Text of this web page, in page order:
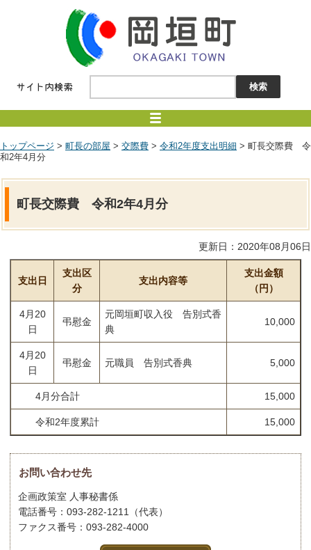
トップページ > 町長の部屋 > 交際費 > 令和2年度支出明細 > 町長交際費 令
和2年4月分
町長交際費 令和2年4月分
更新日：2020年08月06日
支出日
支出区
分
支出内容等
支出金額
（円）
4月20
日
弔慰金
元岡垣町収入役 告別式香
典
10,000
4月20
日
弔慰金 元職員 告別式香典 5,000
4月分合計 15,000
令和2年度累計 15,000
お問い合わせ先
企画政策室 人事秘書係
電話番号：093-282-1211（代表）
ファクス番号：093-282-4000